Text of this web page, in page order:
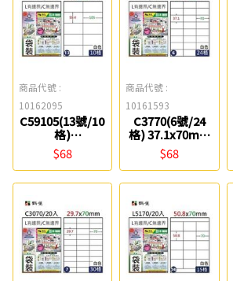
商品代號 :
10162095
C59105(13號/10
格)
59.4x105mm A4
三用電腦標籤 鶴
屋
$68
商品代號 :
10161593
C3770(6號/24
格) 37.1x70mm
A4三用電腦標籤
鶴屋
$68